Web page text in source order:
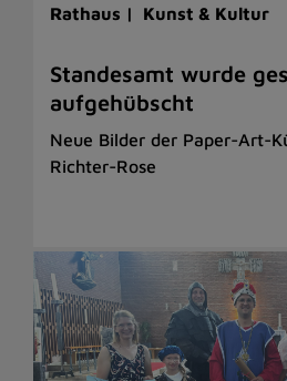
Rathaus | Kunst & Kultur
Standesamt wurde
aufgehübscht
Neue Bilder der Paper-Art-
Richter-Rose